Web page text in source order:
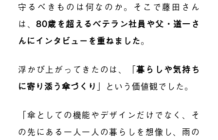
守るべきものは何なのか。そこで藤田さん
は、80歳を超えるベテラン社員や父・道一さ
んにインタビューを重ねました。
浮かび上がってきたのは、 「暮らしや気持ち
に寄り添う傘づくり 」 という価値観でした。
「傘としての機能やデザインだけでなく、そ
の先にある一人一人の暮らしを想像し、雨の